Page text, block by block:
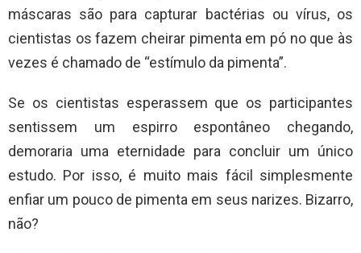
máscaras são para capturar bactérias ou vírus, os
cientistas os fazem cheirar pimenta em pó no que às
vezes é chamado de “estímulo da pimenta”.
Se os cientistas esperassem que os participantes
sentissem um espirro espontâneo chegando,
demoraria uma eternidade para concluir um único
estudo. Por isso, é muito mais fácil simplesmente
enfiar um pouco de pimenta em seus narizes. Bizarro,
não?